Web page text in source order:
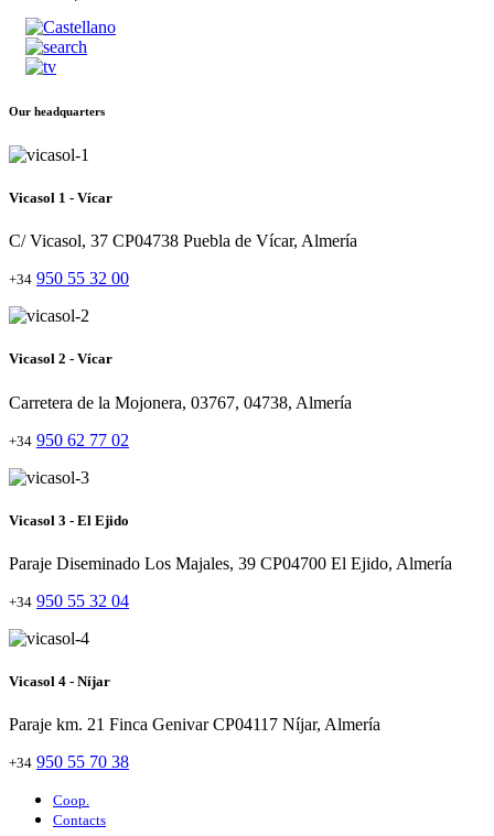
Our headquarters
Vicasol 1 - Vícar
C/ Vicasol, 37 CP04738 Puebla de Vícar, Almería
+34 950 55 32 00
Vicasol 2 - Vícar
Carretera de la Mojonera, 03767, 04738, Almería
+34 950 62 77 02
Vicasol 3 - El Ejido
Paraje Diseminado Los Majales, 39 CP04700 El Ejido, Almería
+34 950 55 32 04
Vicasol 4 - Níjar
Paraje km. 21 Finca Genivar CP04117 Níjar, Almería
+34 950 55 70 38
Coop.
Contacts